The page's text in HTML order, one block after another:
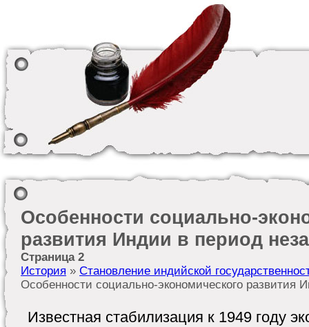
Особенности социально-
развития Индии в период
Страница 2
История » Становление индийской
Особенности социально-экономического развития
Известная стабилизация к 1949 году